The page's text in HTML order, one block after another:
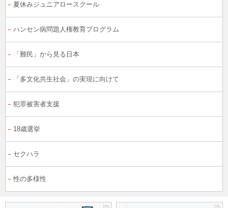
夏休みジュニアロースクール
ハンセン病問題人権教育プログラム
「難民」から見る日本
「多文化共生社会」の実現に向けて
犯罪被害者支援
18歳選挙
セクハラ
性の多様性